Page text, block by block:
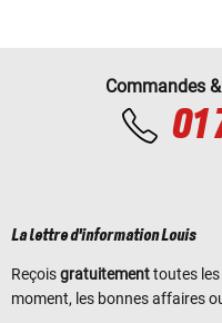
Commandes
01
La lettre d'information Louis
Reçoisgratuitementtoutes
moment, les bonnes affaires